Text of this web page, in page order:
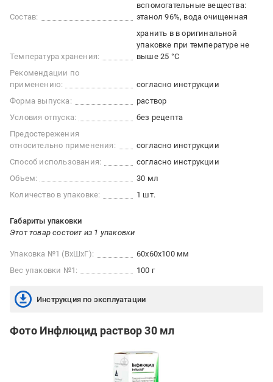
Состав:
вспомогательные вещества:
этанол 96%, вода очищенная
Температура хранения:
хранить в в оригинальной
упаковке при температуре не
выше 25 °C
Рекомендации по
применению:
согласно инструкции
Форма выпуска:
раствор
Условия отпуска:
без рецепта
Предостережения
относительно применения:
согласно инструкции
Способ использования:
согласно инструкции
Объем:
30 мл
Количество в упаковке:
1 шт.
Габариты упаковки
Этот товар состоит из 1 упаковки
Упаковка №1 (ВхШхГ):
60x60x100 мм
Вес упаковки №1:
100 г
Инструкция по эксплуатации
Фото Инфлюцид раствор 30 мл